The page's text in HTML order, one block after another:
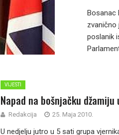
Bosanac
zvanično
poslanik
VIJESTI
Napad na bošnjačku džamiju
Redakcija 25. Maja 2010.
U nedjelju jutro u 5 sati grupa